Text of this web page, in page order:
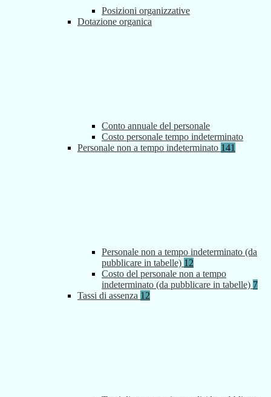
Posizioni organizzative
Dotazione organica
Conto annuale del personale
Costo personale tempo indeterminato
Personale non a tempo indeterminato 141
Personale non a tempo indeterminato (da
pubblicare in tabelle) 12
Costo del personale non a tempo
indeterminato (da pubblicare in tabelle) 7
Tassi di assenza 12